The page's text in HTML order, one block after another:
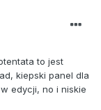
to jest
kiepski panel dla
edycji, no i niskie